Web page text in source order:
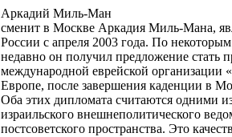
Аркадий Миль-Ман
сменит в Москве Аркадия Миль-Мана,
России с апреля 2003 года. По
недавно он получил предложение стать
международной еврейской организации
Европе, после завершения каденции в
Оба этих дипломата считаются одними
израильского внешнеполитического
постсоветского пространства. Это